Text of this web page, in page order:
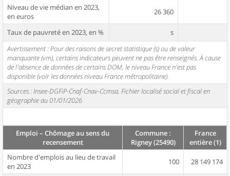
Niveau de vie médian en 2023,
en euros
26 360
Taux de pauvreté en 2023, en %
s
Avertissement : Pour des raisons de secret statistique (s) ou de valeur
manquante (vm), certains indicateurs peuvent ne pas être renseignés. À cause
de l'absence de données de certains DOM, le niveau France n'est pas
disponible (voir les données niveau France métropolitaine).
Sources : Insee-DGFiP-Cnaf-Cnav-Ccmsa, Fichier localisé social et fiscal en
géographie au 01/01/2026
Emploi – Chômage au sens du
recensement
Commune :
Rigney (25490)
France
entière (1)
Nombre d'emplois au lieu de travail
en 2023
100 28 149 174